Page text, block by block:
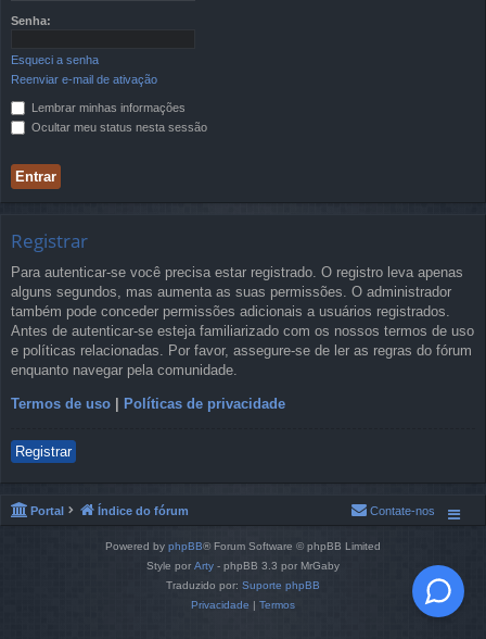
Senha:
Esqueci a senha
Reenviar e-mail de ativação
Lembrar minhas informações
Ocultar meu status nesta sessão
Registrar
Para autenticar-se você precisa estar registrado. O registro leva apenas
alguns segundos, mas aumenta as suas permissões. O administrador
também pode conceder permissões adicionais a usuários registrados.
Antes de autenticar-se esteja familiarizado com os nossos termos de uso
e políticas relacionadas. Por favor, assegure-se de ler as regras do fórum
enquanto navegar pela comunidade.
Termos de uso | Políticas de privacidade
Registrar
Portal Índice do fórum Contate-nos
Powered by phpBB® Forum Software © phpBB Limited
Style por Arty - phpBB 3.3 por MrGaby
Traduzido por: Suporte phpBB
Privacidade | Termos